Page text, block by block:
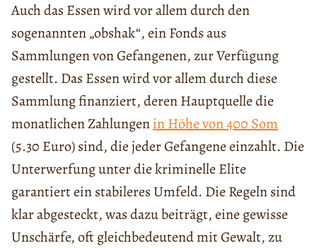
Auch das Essen wird vor allem durch den
sogenannten „obshak“, ein Fonds aus
Sammlungen von Gefangenen, zur Verfügung
gestellt. Das Essen wird vor allem durch diese
Sammlung finanziert, deren Hauptquelle die
monatlichen Zahlungenin Höhe von 400 Som
(5.30 Euro) sind, die jeder Gefangene einzahlt. Die
Unterwerfung unter die kriminelle Elite
garantiert ein stabileres Umfeld. Die Regeln sind
klar abgesteckt, was dazu beiträgt, eine gewisse
Unschärfe, oft gleichbedeutend mit Gewalt, zu